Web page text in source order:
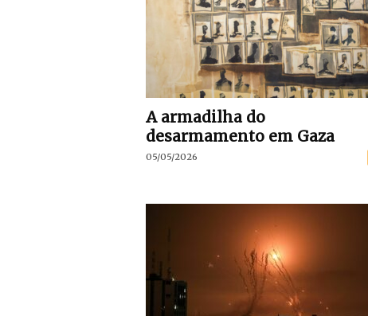
A armadilha do
desarmamento em Gaza
05/05/2026